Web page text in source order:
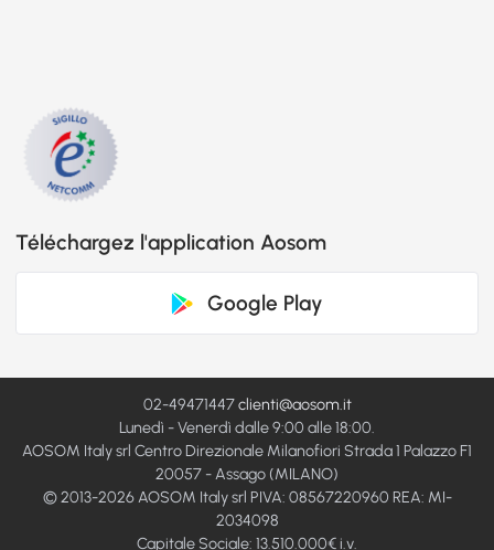
Téléchargez l'application Aosom
Google Play
02-49471447clienti@aosom.it
Lunedì - Venerdì dalle 9:00 alle 18:00.
AOSOM Italy srl Centro Direzionale Milanofiori Strada 1 Palazzo F1
20057 - Assago (MILANO)
© 2013-2026 AOSOM Italy srl PIVA: 08567220960 REA: MI-
2034098
Capitale Sociale: 13.510.000€ i.v.